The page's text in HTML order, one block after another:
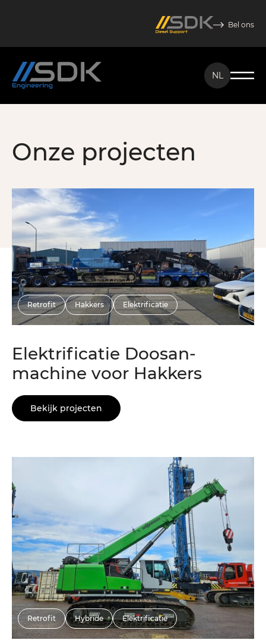
Bel ons
NL
Onze projecten
Retrofit Hakkers Elektrificatie
Elektrificatie Doosan-
machine voor Hakkers
Bekijk projecten
Retrofit Hybride Elektrificatie